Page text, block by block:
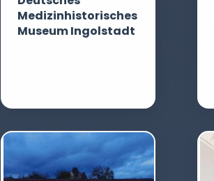
Medizinhistorisches
Museum Ingolstadt